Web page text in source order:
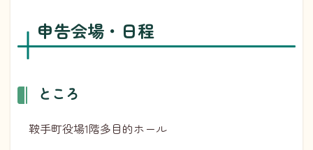
申告会場・日程
ところ
鞍手町役場1階多目的ホール